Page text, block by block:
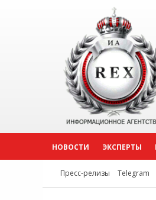
НОВОСТИ ЭКСПЕРТЫ
Пресс-релизы Telegram